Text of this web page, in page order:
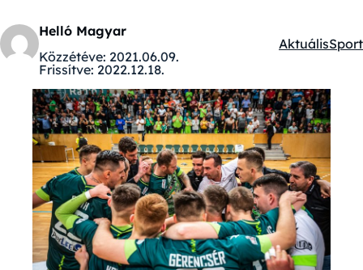
Helló Magyar
Közzétéve: 2021.06.09.
Frissítve: 2022.12.18.
Kategóriák:
AktuálisSport